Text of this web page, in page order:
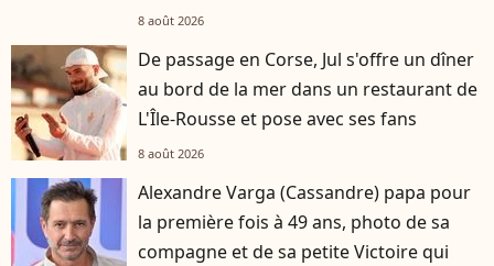
8 août 2026
De passage en Corse, Jul s'offre un dîner
au bord de la mer dans un restaurant de
L'Île-Rousse et pose avec ses fans
8 août 2026
Alexandre Varga (Cassandre) papa pour
la première fois à 49 ans, photo de sa
compagne et de sa petite Victoire qui